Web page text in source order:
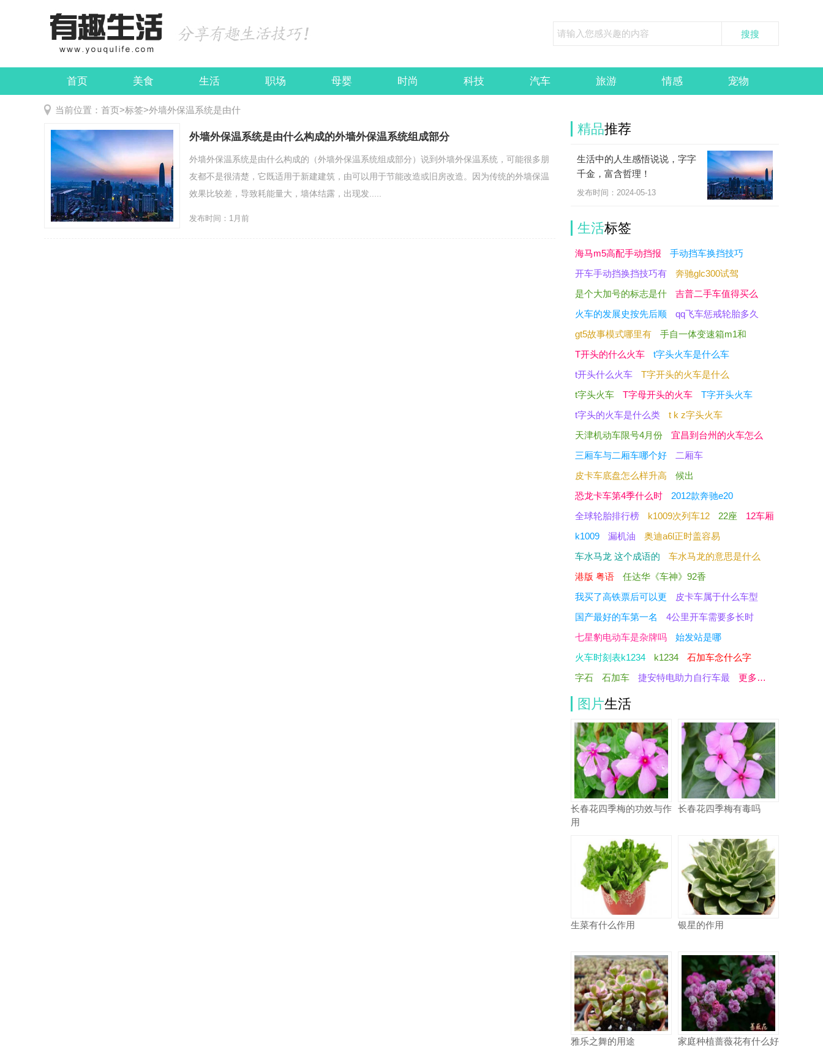
首页 美食 生活 职场 母婴 时尚 科技 汽车 旅游 情感 宠物
娱乐 民俗
当前位置： 首页>标签>外墙外保温系统是由什
外墙外保温系统是由什么构成的外墙外保温系统组成部分
外墙外保温系统是由什么构成的（外墙外保温系统组成部分）说到外墙外保温系统，可能很多朋
友都不是很清楚，它既适用于新建建筑，由可以用于节能改造或旧房改造。因为传统的外墙保温
效果比较差，导致耗能量大，墙体结露，出现发.....
发布时间：1月前
精品推荐
生活中的人生感悟说说，字字
千金，富含哲理！
发布时间：2024-05-13
生活标签
海马m5高配手动挡报
手动挡车换挡技巧
开车手动挡换挡技巧有
奔驰glc300试驾
是个大加号的标志是什
吉普二手车值得买么
火车的发展史按先后顺
qq飞车惩戒轮胎多久
gt5故事模式哪里有
手自一体变速箱m1和
T开头的什么火车
t字头火车是什么车
t开头什么火车
T字开头的火车是什么
t字头火车
T字母开头的火车
T字开头火车
t字头的火车是什么类
t k z字头火车
天津机动车限号4月份
宜昌到台州的火车怎么
三厢车与二厢车哪个好
二厢车
皮卡车底盘怎么样升高
候出
恐龙卡车第4季什么时
2012款奔驰e20
全球轮胎排行榜
k1009次列车12 22座
12车厢
k1009
漏机油
奥迪a6l正时盖容易
车水马龙 这个成语的
车水马龙的意思是什么
港版 粤语
任达华《车神》92香
我买了高铁票后可以更
皮卡车属于什么车型
国产最好的车第一名
4公里开车需要多长时
七星豹电动车是杂牌吗
始发站是哪
火车时刻表k1234
k1234
石加车念什么字
字石
石加车 捷安特电助力自行车最 更多…
图片生活
长春花四季梅的功效与作
用
长春花四季梅有毒吗
生菜有什么作用 银星的作用
雅乐之舞的用途
家庭种植蔷薇花有什么好